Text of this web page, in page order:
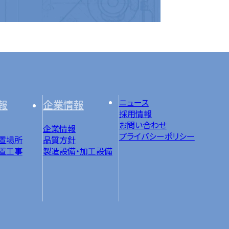
場所
工事
企業情報
企業情報
品質方針
製造設備・加工設備
ニュース
採用情報
お問い合わせ
プライバシーポリシー